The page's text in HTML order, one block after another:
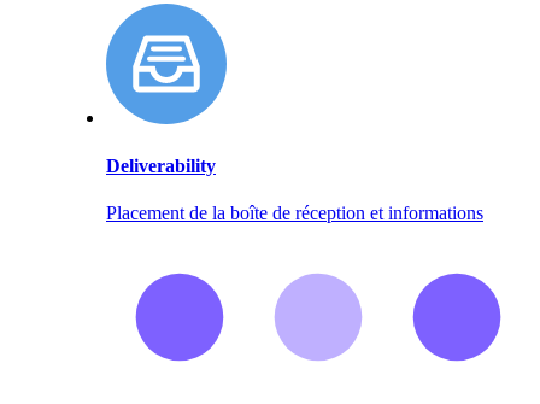
Deliverability
Placement de la boîte de réception et informations